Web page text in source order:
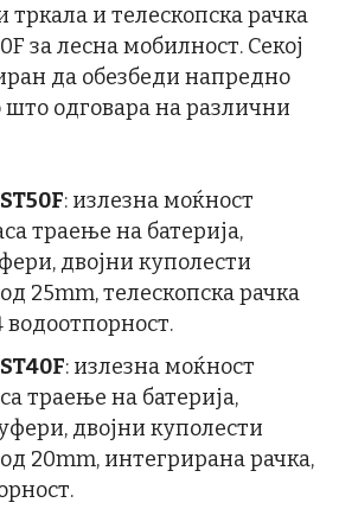
и телескопска рачка
за лесна мобилност. Секој
да обезбеди напредно
што одговара на различни
: излезна моќност
траење на батерија,
двојни куполести
25mm, телескопска рачка
водоотпорност.
: излезна моќност
траење на батерија,
двојни куполести
20mm, интегрирана рачка,